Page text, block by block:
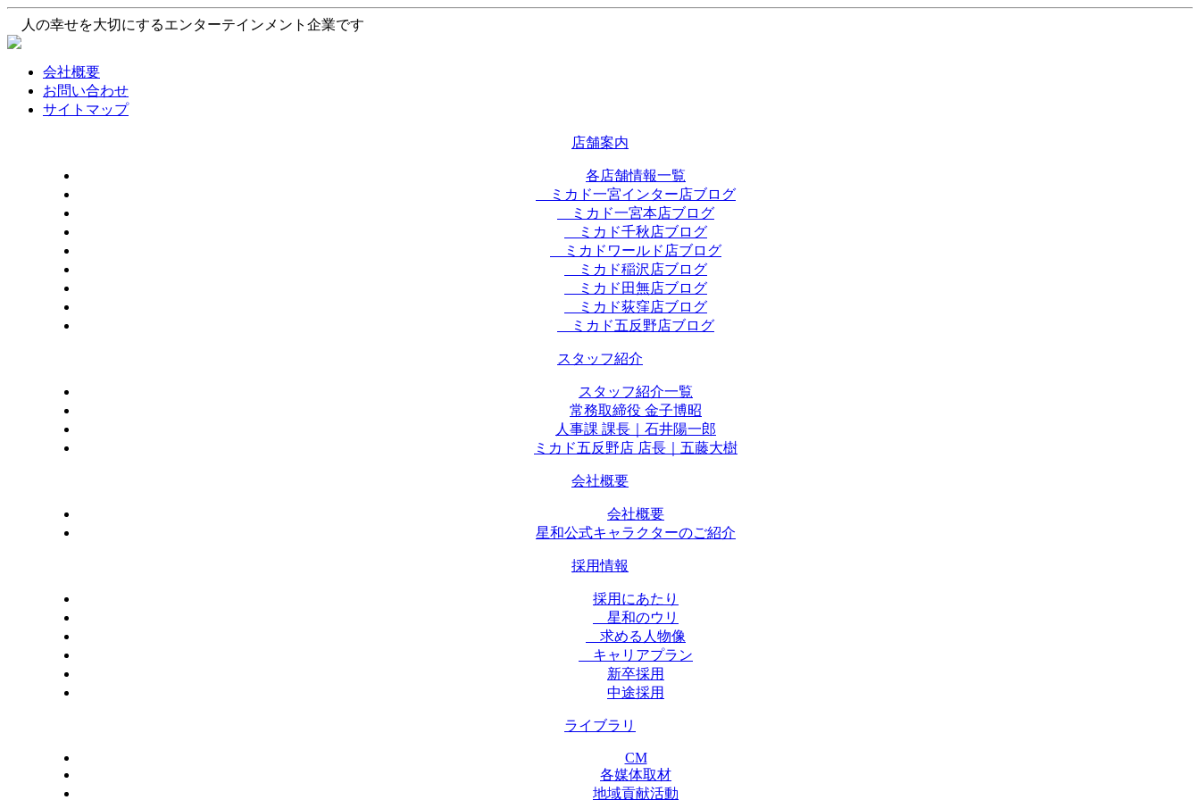
人の幸せを大切にするエンターテインメント企業です
会社概要
お問い合わせ
サイトマップ
店舗案内
各店舗情報一覧
ミカド一宮インター店ブログ
ミカド一宮本店ブログ
ミカド千秋店ブログ
ミカドワールド店ブログ
ミカド稲沢店ブログ
ミカド田無店ブログ
ミカド荻窪店ブログ
ミカド五反野店ブログ
スタッフ紹介
スタッフ紹介一覧
常務取締役 金子博昭
人事課 課長｜石井陽一郎
ミカド五反野店 店長｜五藤大樹
会社概要
会社概要
星和公式キャラクターのご紹介
採用情報
採用にあたり
星和のウリ
求める人物像
キャリアプラン
新卒採用
中途採用
ライブラリ
CM
各媒体取材
地域貢献活動